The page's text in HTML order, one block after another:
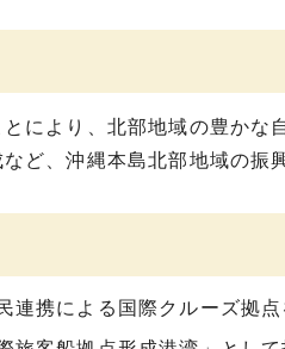
により、北部地域の豊か
ど、沖縄本島北部地域の振
携による国際クルーズ拠点